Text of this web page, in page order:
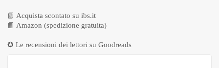
📗 Acquista scontato su ibs.it
📙 Amazon (spedizione gratuita)
✪ Le recensioni dei lettori su Goodreads